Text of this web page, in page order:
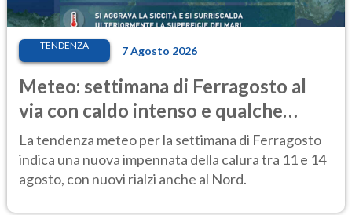
TENDENZA 7 Agosto 2026
Meteo: settimana di Ferragosto al
via con caldo intenso e qualche
temporale
La tendenza meteo per la settimana di Ferragosto
indica una nuova impennata della calura tra 11 e 14
agosto, con nuovi rialzi anche al Nord.